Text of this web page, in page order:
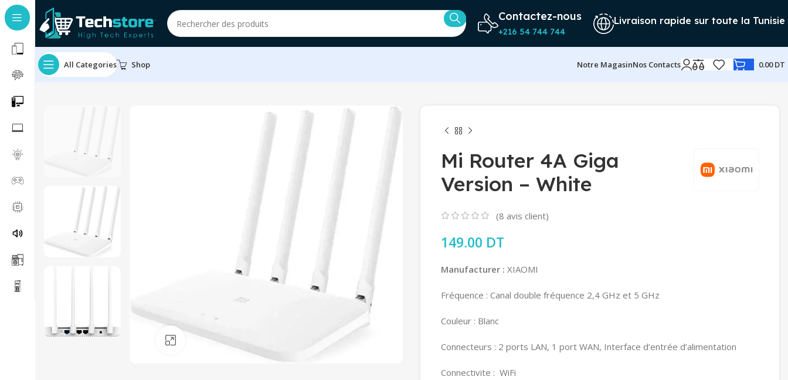
Contactez-nous
+216 54 744 744
Livraison rapide sur toute la Tunisie
All Categories Shop Notre MagasinNos Contacts 0.00DT
Click to enlarge
Mi Router 4A Giga
Version – White
(8 avis client)
149.00 DT
Manufacturer : XIAOMI
Fréquence : Canal double fréquence 2,4 GHz et 5 GHz
Couleur : Blanc
Connecteurs : 2 ports LAN, 1 port WAN, Interface d’entrée d’alimentation
Connectivite : WiFi